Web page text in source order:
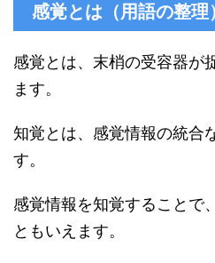
感覚とは（用語の整理
感覚とは、末梢の受容器が
ます。
知覚とは、感覚情報の統合
す。
感覚情報を知覚することで
ともいえます。